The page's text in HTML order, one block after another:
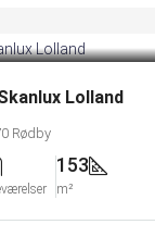
Lolland
Rødby
153
m²